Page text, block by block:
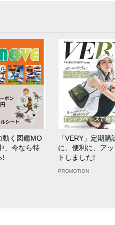
動く図鑑MO
、今なら特
!
「VERY」定期購
に、便利に、ア
トしました!